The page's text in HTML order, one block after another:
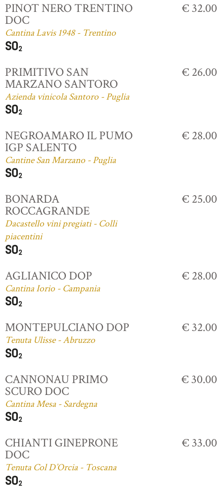
PINOT NERO TRENTINO
DOC
Cantina Lavis 1948 - Trentino
€ 32.00
PRIMITIVO SAN
MARZANO SANTORO
Azienda vinicola Santoro - Puglia
€ 26.00
NEGROAMARO IL PUMO
IGP SALENTO
Cantine San Marzano - Puglia
€ 28.00
BONARDA
ROCCAGRANDE
Dacastello vini pregiati - Colli
piacentini
€ 25.00
AGLIANICO DOP
Cantina Iorio - Campania
€ 28.00
MONTEPULCIANO DOP
Tenuta Ulisse - Abruzzo
€ 32.00
CANNONAU PRIMO
SCURO DOC
Cantina Mesa - Sardegna
€ 30.00
CHIANTI GINEPRONE
DOC
Tenuta Col D’Orcia - Toscana
€ 33.00